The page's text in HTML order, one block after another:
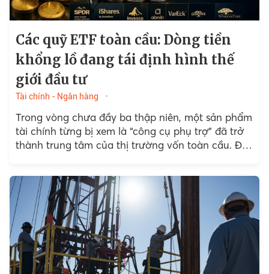
Các quỹ ETF toàn cầu: Dòng tiền
khổng lồ đang tái định hình thế
giới đầu tư
Tài chính - Ngân hàng
Trong vòng chưa đầy ba thập niên, một sản phẩm
tài chính từng bị xem là “công cụ phụ trợ” đã trở
thành trung tâm của thị trường vốn toàn cầu. Đó